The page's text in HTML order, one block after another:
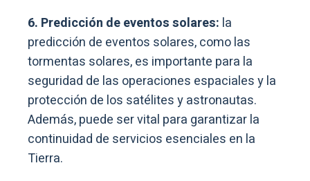
6. Predicción de eventos solares: la
predicción de eventos solares, como las
tormentas solares, es importante para la
seguridad de las operaciones espaciales y la
protección de los satélites y astronautas.
Además, puede ser vital para garantizar la
continuidad de servicios esenciales en la
Tierra.